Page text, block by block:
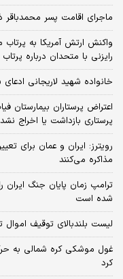
ماجرای اقامت پسر محمدباقر
واکنش ارتش آمریکا به
رایزنی با متحدان درباره
خانواده شهید لاریجانی
اعتراض پرستاران
پرستاری بازداشت یا اخراج
مذاکره می‌کنند
ترامپ زمان پایان جنگ ایران
شده است
لیست بلندبالای توقیف اموال
غول موشکی کره شمالی به
کرد